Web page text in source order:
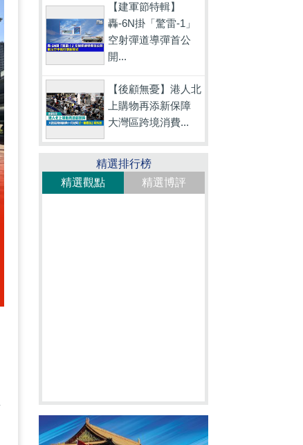
【建軍節特輯】
轟-6N掛「驚雷-1」
空射彈道導彈首公
開...
【後顧無憂】港人北
上購物再添新保障
大灣區跨境消費...
精選排行榜
精選觀點
精選博評